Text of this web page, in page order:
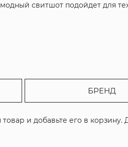
свитшот подойдет для
БРЕНД
и добавьте его в корзину.